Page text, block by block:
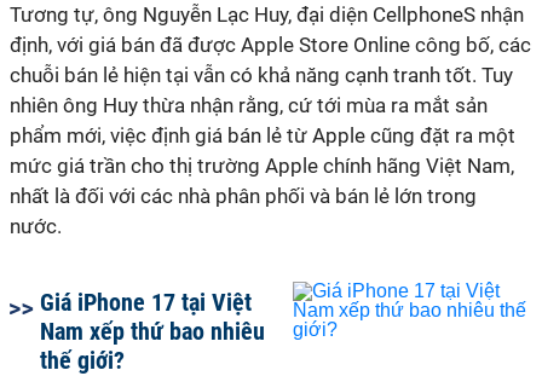
Tương tự, ông Nguyễn Lạc Huy, đại diện CellphoneS nhận
định, với giá bán đã được Apple Store Online công bố, các
chuỗi bán lẻ hiện tại vẫn có khả năng cạnh tranh tốt. Tuy
nhiên ông Huy thừa nhận rằng, cứ tới mùa ra mắt sản
phẩm mới, việc định giá bán lẻ từ Apple cũng đặt ra một
mức giá trần cho thị trường Apple chính hãng Việt Nam,
nhất là đối với các nhà phân phối và bán lẻ lớn trong
nước.
Giá iPhone 17 tại Việt
Nam xếp thứ bao nhiêu
thế giới?